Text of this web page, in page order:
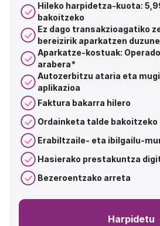
Hileko harpidetza-kuota:
bakoitzeko
Ez dago transakzioagatiko
bereizirik aparkatzen
Aparkatze-kostuak:
arabera*
Autozerbitzu ataria eta
aplikazioa
Faktura bakarra hilero
Ordainketa talde
Erabiltzaile- eta ibilgailu-
Hasierako prestakuntza
Bezeroentzako arreta
Harpidetu